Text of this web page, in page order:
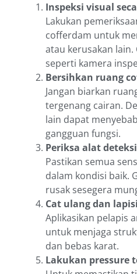
Inspeksi visual
Lakukan
cofferdam untuk
atau kerusakan
seperti kamera
Bersihkan ruang
Jangan biarkan
tergenang cairan.
lain dapat
gangguan fungsi.
Periksa alat
Pastikan semua
dalam kondisi baik.
rusak sesegera
Cat ulang dan
Aplikasikan pelapis
untuk menjaga
dan bebas karat.
Lakukan pressure